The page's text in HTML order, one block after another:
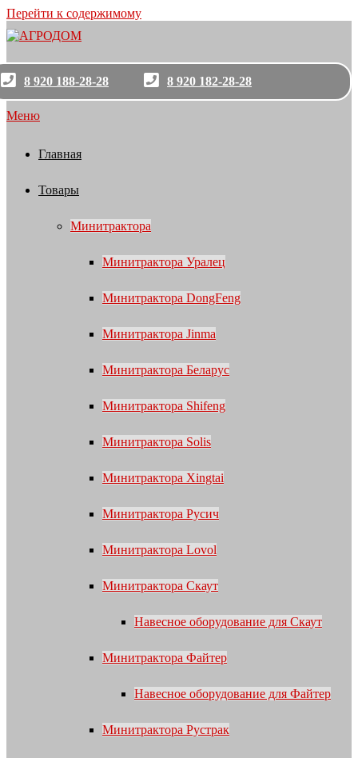
Перейти к содержимому
8 920 188-28-28 8 920 182-28-28
Меню
Главная
Товары
Минитрактора
Минитрактора Уралец
Минитрактора DongFeng
Минитрактора Jinma
Минитрактора Беларус
Минитрактора Shifeng
Минитрактора Solis
Минитрактора Xingtai
Минитрактора Русич
Минитрактора Lovol
Минитрактора Скаут
Навесное оборудование для Скаут
Минитрактора Файтер
Навесное оборудование для Файтер
Минитрактора Рустрак